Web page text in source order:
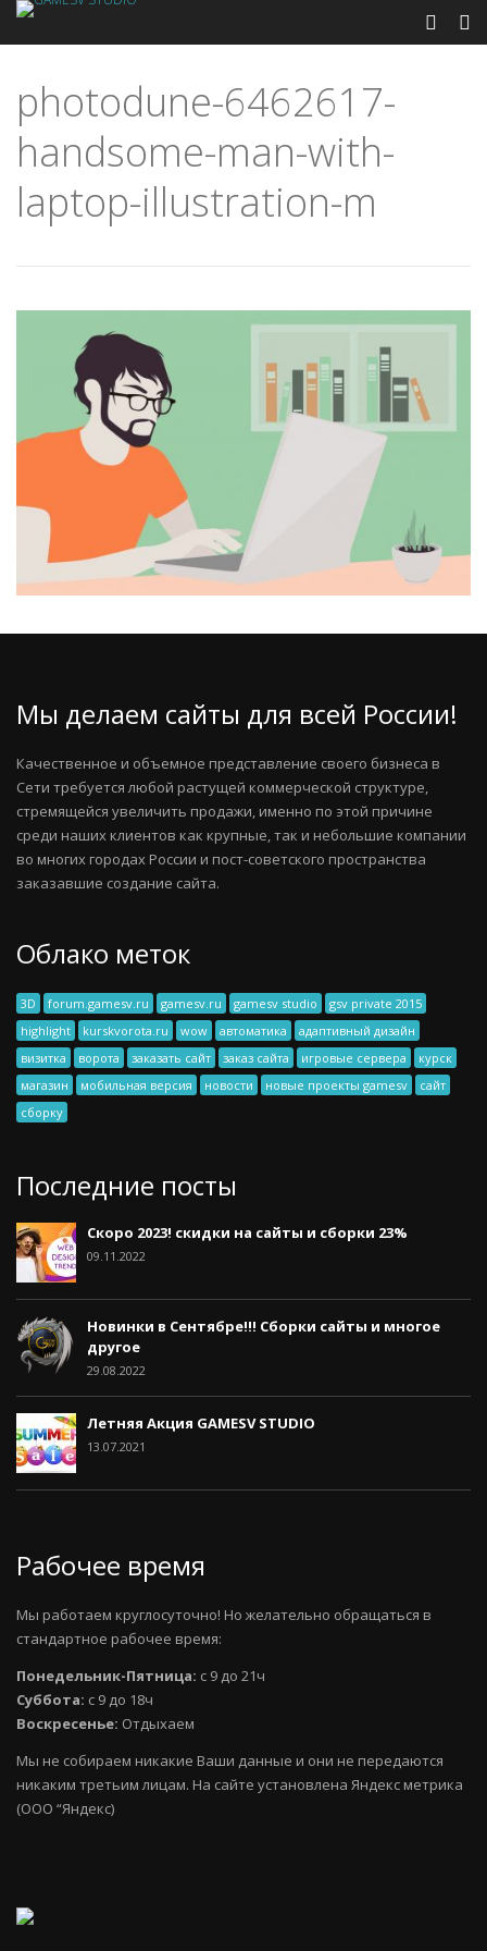
photodune-6462617-
handsome-man-with-
laptop-illustration-m
Мы делаем сайты для всей России!
Качественное и объемное представление своего бизнеса в
Сети требуется любой растущей коммерческой структуре,
стремящейся увеличить продажи, именно по этой причине
среди наших клиентов как крупные, так и небольшие компании
во многих городах России и пост-советского пространства
заказавшие создание сайта.
Облако меток
3D forum.gamesv.ru gamesv.ru gamesv studio
gsv private 2015
highlight
kurskvorota.ru wow автоматика
адаптивный дизайн
визитка
ворота заказать сайт заказ сайта игровые сервера
курск
магазин
мобильная версия новости новые проекты gamesv
сайт
сборку
Последние посты
Скоро 2023! скидки на сайты и сборки 23%
09.11.2022
Новинки в Сентябре!!! Сборки сайты и многое
другое
29.08.2022
Летняя Акция GAMESV STUDIO
13.07.2021
Рабочее время
Мы работаем круглосуточно! Но желательно обращаться в
стандартное рабочее время:
Понедельник-Пятница: с 9 до 21ч
Суббота: с 9 до 18ч
Воскресенье: Отдыхаем
Мы не собираем никакие Ваши данные и они не передаются
никаким третьим лицам. На сайте установлена Яндекс метрика
(ООО “Яндекс)